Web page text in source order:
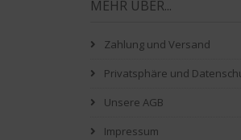
MEHR ÜBER...
Zahlung und Versand
Privatsphäre und
Unsere AGB
Impressum